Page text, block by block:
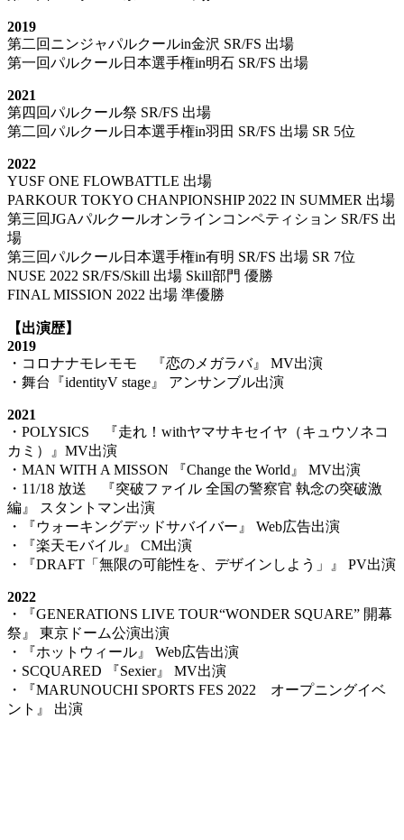
2019
第二回ニンジャパルクールin金沢 SR/FS 出場
第一回パルクール日本選手権in明石 SR/FS 出場
2021
第四回パルクール祭 SR/FS 出場
第二回パルクール日本選手権in羽田 SR/FS 出場 SR 5位
2022
YUSF ONE FLOWBATTLE 出場
PARKOUR TOKYO CHANPIONSHIP 2022 IN SUMMER 出場
第三回JGAパルクールオンラインコンペティション SR/FS 出
場
第三回パルクール日本選手権in有明 SR/FS 出場 SR 7位
NUSE 2022 SR/FS/Skill 出場 Skill部門 優勝
FINAL MISSION 2022 出場 準優勝
【出演歴】
2019
・コロナナモレモモ 『恋のメガラバ』 MV出演
・舞台『identityV stage』 アンサンブル出演
2021
・POLYSICS 『走れ！withヤマサキセイヤ（キュウソネコ
カミ）』MV出演
・MAN WITH A MISSON 『Change the World』 MV出演
・11/18 放送 『突破ファイル 全国の警察官 執念の突破激
編』 スタントマン出演
・『ウォーキングデッドサバイバー』 Web広告出演
・『楽天モバイル』 CM出演
・『DRAFT「無限の可能性を、デザインしよう」』 PV出演
2022
・『GENERATIONS LIVE TOUR“WONDER SQUARE” 開幕
祭』 東京ドーム公演出演
・『ホットウィール』 Web広告出演
・SCQUARED 『Sexier』 MV出演
・『MARUNOUCHI SPORTS FES 2022 オープニングイベ
ント』 出演